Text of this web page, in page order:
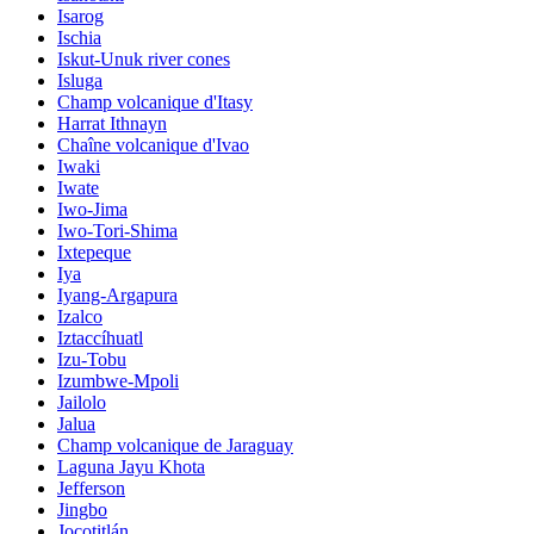
Isarog
Ischia
Iskut-Unuk river cones
Isluga
Champ volcanique d'Itasy
Harrat Ithnayn
Chaîne volcanique d'Ivao
Iwaki
Iwate
Iwo-Jima
Iwo-Tori-Shima
Ixtepeque
Iya
Iyang-Argapura
Izalco
Iztaccíhuatl
Izu-Tobu
Izumbwe-Mpoli
Jailolo
Jalua
Champ volcanique de Jaraguay
Laguna Jayu Khota
Jefferson
Jingbo